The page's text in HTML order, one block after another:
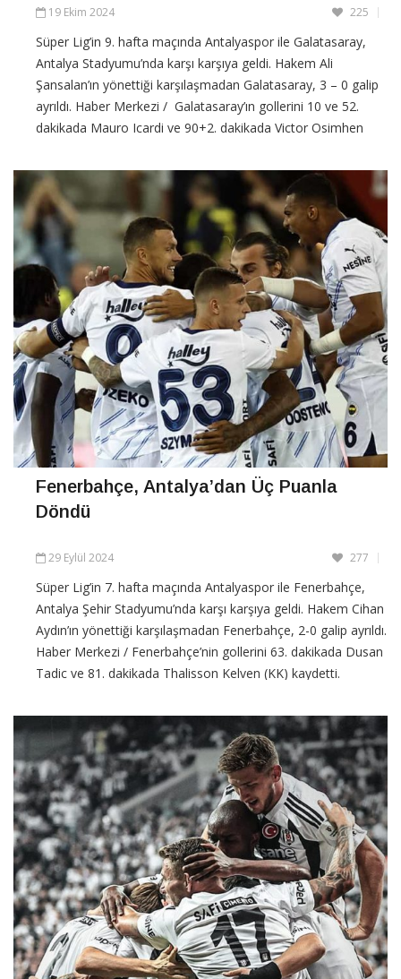
19 Ekim 2024 225
Süper Lig’in 9. hafta maçında Antalyaspor ile Galatasaray,
Antalya Stadyumu’nda karşı karşıya geldi. Hakem Ali
Şansalan’ın yönettiği karşılaşmadan Galatasaray, 3 – 0 galip
ayrıldı. Haber Merkezi / Galatasaray’ın gollerini 10 ve 52.
dakikada Mauro Icardi ve 90+2. dakikada Victor Osimhen
CONTINUE READING
Fenerbahçe, Antalya’dan Üç Puanla
Döndü
29 Eylül 2024 277
Süper Lig’in 7. hafta maçında Antalyaspor ile Fenerbahçe,
Antalya Şehir Stadyumu’nda karşı karşıya geldi. Hakem Cihan
Aydın’ın yönettiği karşılaşmadan Fenerbahçe, 2-0 galip ayrıldı.
Haber Merkezi / Fenerbahçe’nin gollerini 63. dakikada Dusan
Tadic ve 81. dakikada Thalisson Kelven (KK) kaydetti.
CONTINUE READING